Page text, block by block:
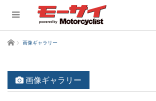
ホーム 画像ギャラリー
画像ギャラリー